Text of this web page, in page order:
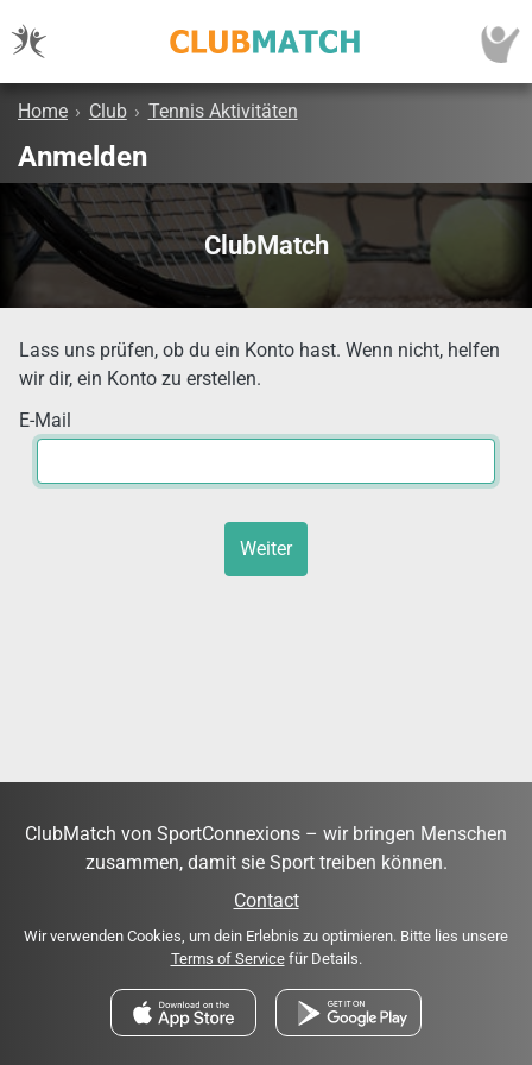
Home › Club › Tennis Aktivitäten
Anmelden
ClubMatch
Lass uns prüfen, ob du ein Konto hast. Wenn nicht, helfen
wir dir, ein Konto zu erstellen.
E-Mail
Weiter
ClubMatch von SportConnexions – wir bringen Menschen
zusammen, damit sie Sport treiben können.
Contact
Wir verwenden Cookies, um dein Erlebnis zu optimieren. Bitte lies unsere
Terms of Servicefür Details.